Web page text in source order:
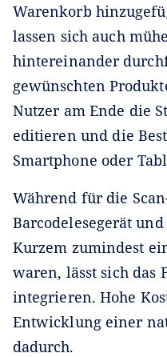
Warenkorb
lassen sich auch
hintereinander
gewünschten
Nutzer am Ende die
editieren und die
Smartphone oder
Während für die
Barcodelesegerät
Kurzem zumindest
waren, lässt sich das
integrieren. Hohe
Entwicklung einer
dadurch.